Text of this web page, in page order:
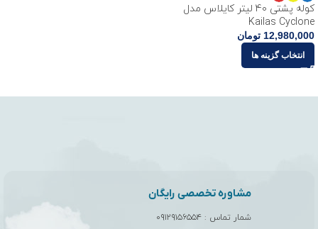
کوله پشتی 40 لیتر کایلاس مدل
Kailas Cyclone
12,980,000 تومان
انتخاب گزینه ها
مشاوره تخصصی رایگان
شمار تماس : ۰۹۱۲۹۱۵۶۵۵۴